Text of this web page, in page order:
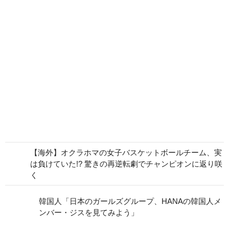
【海外】オクラホマの女子バスケットボールチーム、実
は負けていた!? 驚きの再逆転劇でチャンピオンに返り咲
く
韓国人「日本のガールズグループ、HANAの韓国人メ
ンバー・ジスを見てみよう」